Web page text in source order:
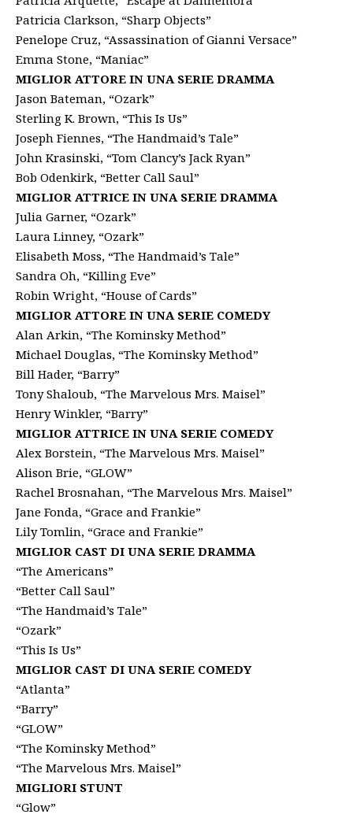
Patricia Clarkson, “Sharp Objects”
Penelope Cruz, “Assassination of Gianni Versace”
Emma Stone, “Maniac”
MIGLIOR ATTORE IN UNA SERIE DRAMMA
Jason Bateman, “Ozark”
Sterling K. Brown, “This Is Us”
Joseph Fiennes, “The Handmaid’s Tale”
John Krasinski, “Tom Clancy’s Jack Ryan”
Bob Odenkirk, “Better Call Saul”
MIGLIOR ATTRICE IN UNA SERIE DRAMMA
Julia Garner, “Ozark”
Laura Linney, “Ozark”
Elisabeth Moss, “The Handmaid’s Tale”
Sandra Oh, “Killing Eve”
Robin Wright, “House of Cards”
MIGLIOR ATTORE IN UNA SERIE COMEDY
Alan Arkin, “The Kominsky Method”
Michael Douglas, “The Kominsky Method”
Bill Hader, “Barry”
Tony Shaloub, “The Marvelous Mrs. Maisel”
Henry Winkler, “Barry”
MIGLIOR ATTRICE IN UNA SERIE COMEDY
Alex Borstein, “The Marvelous Mrs. Maisel”
Alison Brie, “GLOW”
Rachel Brosnahan, “The Marvelous Mrs. Maisel”
Jane Fonda, “Grace and Frankie”
Lily Tomlin, “Grace and Frankie”
MIGLIOR CAST DI UNA SERIE DRAMMA
“The Americans”
“Better Call Saul”
“The Handmaid’s Tale”
“Ozark”
“This Is Us”
MIGLIOR CAST DI UNA SERIE COMEDY
“Atlanta”
“Barry”
“GLOW”
“The Kominsky Method”
“The Marvelous Mrs. Maisel”
MIGLIORI STUNT
“Glow”